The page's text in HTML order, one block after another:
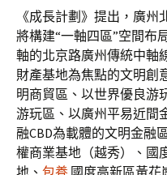
《成長計劃》提出，廣
將構建“一軸四區”空間布
軸的北京路廣州傳統中軸
財產基地為焦點的文明創
明商貿區、以世界優良游
游玩區、以廣州平易近間
融CBD為載體的文明金融
權商業基地（越秀）、國
地、 包養 國度高新區黃